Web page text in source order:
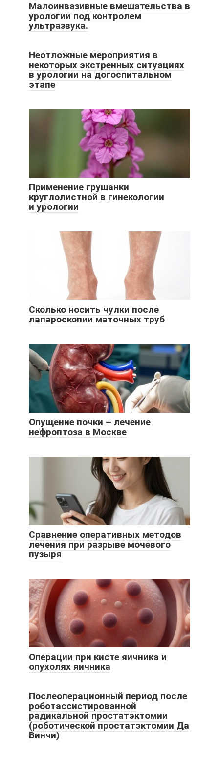
Малоинвазивные вмешательства в
урологии под контролем
ультразвука.
Неотложные мероприятия в
некоторых экстренных ситуациях
в урологии на догоспитальном
этапе
Применение грушанки
круглолистной в гинекологии
и урологии
Сколько носить чулки после
лапароскопии маточных труб
Опущение почки – лечение
нефроптоза в Москве
Сравнение оперативных методов
лечения при разрыве мочевого
пузыря
Операции при кисте яичника и
опухолях яичника
Послеоперационный период после
роботассистированной
радикальной простатэктомии
(роботической простатэктомии Да
Винчи)